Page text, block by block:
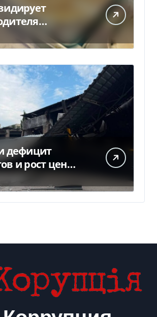
дефицит
и рост цен
ударов